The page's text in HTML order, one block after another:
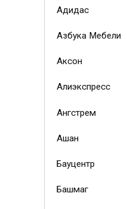
Адидас
Азбука Мебели
Аксон
Алиэкспресс
Ангстрем
Ашан
Бауцентр
Башмаг